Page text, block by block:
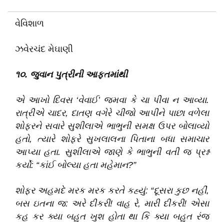
વેવિશાળ
ઝવેરચંદ મેઘાણી
૧૦. જુવાન પુત્રીની આફતમાંથી
એ આખો દિવસ ‘વેવાઈ’ જમવા કે ચા પીવા ન આવ્યા.
રાત્રીએ ચાદર, દાતણ વગેરે ચીજો આપીને પાછા વળેલા
શોફરને સવારે સુશીલાએ ભાભુની સમક્ષ ઉપર બોલાવ્યો
હતો, ત્યારે શોફરે સુખલાલના પિતાના બધા સમાચાર
આપ્યા હતા. સુશીલાએ જાણે કે ભાભુની વતી જ પ્રશ્ન
કર્યો: “કાંઈ બોલ્યા હતા મહેમાન?”
શોફર અહમદે મરક મરક કરતે કહ્યું: “દૂસરા કુછ નહીં,
બસ ઇતના જ: અરે દીકરી! વાહ રે, મારી દીકરી! એસા
કહ કર ક્યા બહુત ખુશ હોતા થા કિ ક્યા બહુત રંજ